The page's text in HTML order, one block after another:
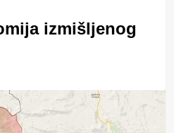
izmišljenog